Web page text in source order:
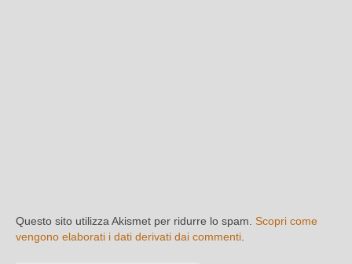
Questo sito utilizza Akismet per ridurre lo spam. Scopri come
vengono elaborati i dati derivati dai commenti